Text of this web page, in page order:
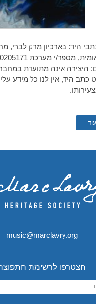
היד: בארכיון מרק לברי,
הספרייה הלאומית,
היצירה אינה מתועדת
כתב היד, אין לנו כל מידע
music@marclavry.org
הצטרפו לרשימת